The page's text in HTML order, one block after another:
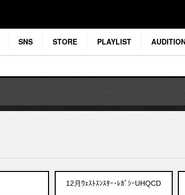
SNS STORE PLAYLIST
12月ｳｪｽﾄｽﾝｽﾀｰ･ﾚｶﾞｼｰUHQCD